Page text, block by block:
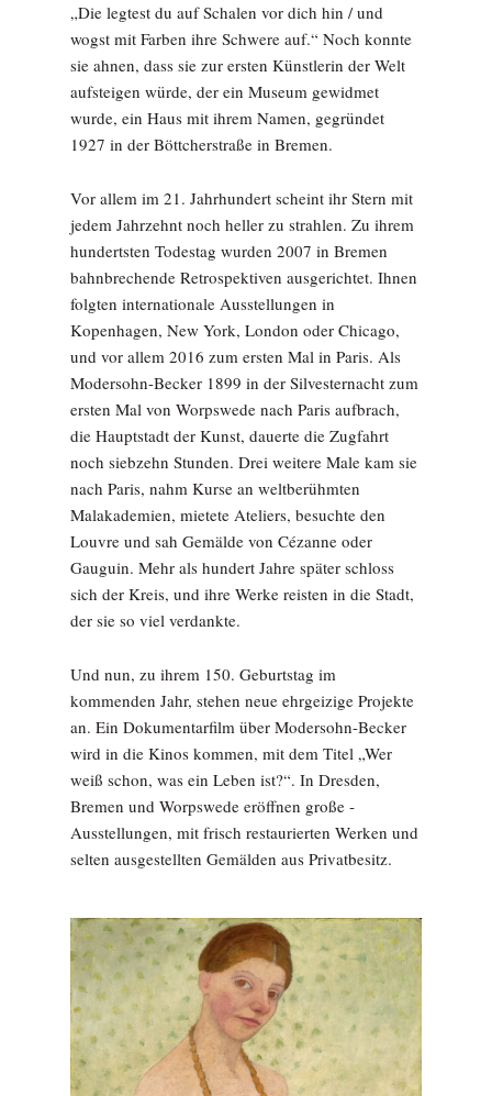
„Die legtest du auf Schalen vor dich hin / und
wogst mit Farben ihre Schwere auf.“ Noch konnte
sie ahnen, dass sie zur ersten Künstlerin der Welt
aufsteigen würde, der ein Museum gewidmet
wurde, ein Haus mit ihrem Namen, gegründet
1927 in der Böttcherstraße in Bremen.
Vor allem im 21. Jahrhundert scheint ihr Stern mit
jedem Jahrzehnt noch heller zu strahlen. Zu ihrem
hundertsten Todestag wurden 2007 in Bremen
bahnbrechende Retrospektiven ausgerichtet. Ihnen
folgten internationale Ausstellungen in
Kopenhagen, New York, London oder Chicago,
und vor allem 2016 zum ersten Mal in Paris. Als
Modersohn-Becker 1899 in der Silvesternacht zum
ersten Mal von Worpswede nach Paris aufbrach,
die Hauptstadt der Kunst, dauerte die Zugfahrt
noch siebzehn Stunden. Drei weitere Male kam sie
nach Paris, nahm Kurse an weltberühmten
Malakademien, mietete Ateliers, besuchte den
Louvre und sah Gemälde von Cézanne oder
Gauguin. Mehr als hundert Jahre später schloss
sich der Kreis, und ihre Werke reisten in die Stadt,
der sie so viel verdankte.
Und nun, zu ihrem 150. Geburtstag im
kommenden Jahr, stehen neue ehrgeizige Projekte
an. Ein Dokumentarfilm über Modersohn-Becker
wird in die Kinos kommen, mit dem Titel „Wer
weiß schon, was ein Leben ist?“. In Dresden,
Bremen und Worpswede eröffnen große ­
Ausstellungen, mit frisch restaurierten Werken und
selten ausgestellten Gemälden aus Privatbesitz.